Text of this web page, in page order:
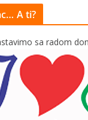
A ti?
sa radom